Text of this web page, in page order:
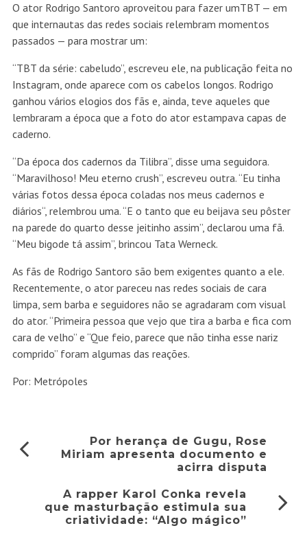
O ator Rodrigo Santoro aproveitou para fazer umTBT — em
que internautas das redes sociais relembram momentos
passados — para mostrar um:
“TBT da série: cabeludo”, escreveu ele, na publicação feita no
Instagram, onde aparece com os cabelos longos. Rodrigo
ganhou vários elogios dos fãs e, ainda, teve aqueles que
lembraram a época que a foto do ator estampava capas de
caderno.
“Da época dos cadernos da Tilibra”, disse uma seguidora.
“Maravilhoso! Meu eterno crush”, escreveu outra. “Eu tinha
várias fotos dessa época coladas nos meus cadernos e
diários“, relembrou uma. “E o tanto que eu beijava seu pôster
na parede do quarto desse jeitinho assim”, declarou uma fã.
“Meu bigode tá assim”, brincou Tata Werneck.
As fãs de Rodrigo Santoro são bem exigentes quanto a ele.
Recentemente, o ator pareceu nas redes sociais de cara
limpa, sem barba e seguidores não se agradaram com visual
do ator. “Primeira pessoa que vejo que tira a barba e fica com
cara de velho” e “Que feio, parece que não tinha esse nariz
comprido” foram algumas das reações.
Por: Metrópoles
Por herança de Gugu, Rose
Miriam apresenta documento e
acirra disputa
A rapper Karol Conka revela
que masturbação estimula sua
criatividade: “Algo mágico”